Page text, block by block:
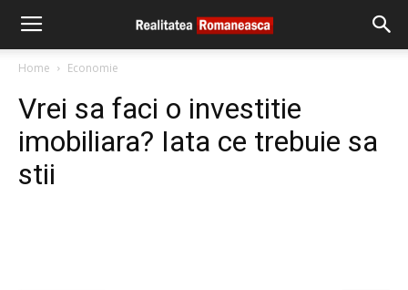
Home Economie
Vrei sa faci o investitie
imobiliara? Iata ce trebuie sa
stii